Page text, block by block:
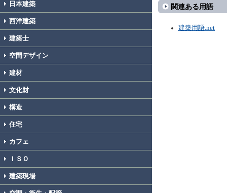
日本建築
西洋建築
建築士
空間デザイン
建材
文化財
構造
住宅
カフェ
ＩＳＯ
建築現場
関連ある用語
建築用語.net